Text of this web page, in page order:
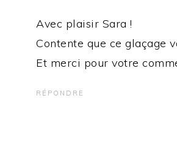
Avec plaisir Sara !
Contente que ce glaçage
Et merci pour votre
RÉPONDRE